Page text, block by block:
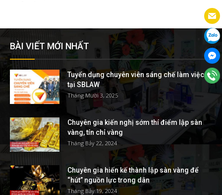
BÀI VIẾT MỚI NHẤT
Tuyển dụng chuyên viên sáng chế làm việc
tại SBLAW
Tháng Mười 3, 2025
Chuyên gia kiến nghị sớm thí điểm lập sàn
vàng, tín chỉ vàng
Tháng Bảy 22, 2024
Chuyên gia hiến kế thành lập sàn vàng để
“hút” nguồn lực trong dân
Tháng Bảy 19, 2024